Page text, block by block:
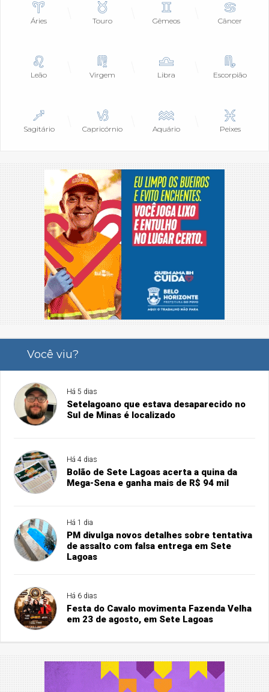
Áries Touro Gêmeos Câncer
Leão Virgem Libra Escorpião
Sagitário Capricórnio Aquário Peixes
Você viu?
Há 5 dias
Setelagoano que estava desaparecido no
Sul de Minas é localizado
Há 4 dias
Bolão de Sete Lagoas acerta a quina da
Mega-Sena e ganha mais de R$ 94 mil
Há 1 dia
PM divulga novos detalhes sobre tentativa
de assalto com falsa entrega em Sete
Lagoas
Há 6 dias
Festa do Cavalo movimenta Fazenda Velha
em 23 de agosto, em Sete Lagoas